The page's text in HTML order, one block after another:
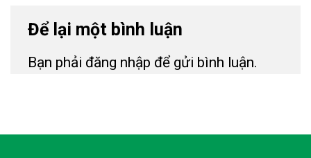
Để lại một bình luận
Bạn phải đăng nhập để gửi bình luận.